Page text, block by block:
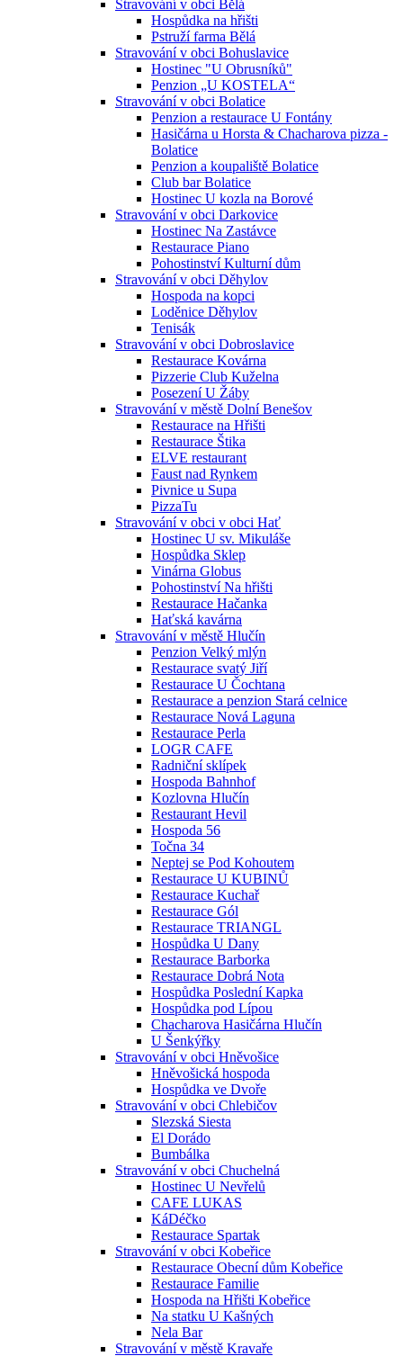
Stravování v obci Bělá
Hospůdka na hřišti
Pstruží farma Bělá
Stravování v obci Bohuslavice
Hostinec "U Obrusníků"
Penzion „U KOSTELA“
Stravování v obci Bolatice
Penzion a restaurace U Fontány
Hasičárna u Horsta & Chacharova pizza -
Bolatice
Penzion a koupaliště Bolatice
Club bar Bolatice
Hostinec U kozla na Borové
Stravování v obci Darkovice
Hostinec Na Zastávce
Restaurace Piano
Pohostinství Kulturní dům
Stravování v obci Děhylov
Hospoda na kopci
Loděnice Děhylov
Tenisák
Stravování v obci Dobroslavice
Restaurace Kovárna
Pizzerie Club Kuželna
Posezení U Žáby
Stravování v městě Dolní Benešov
Restaurace na Hřišti
Restaurace Štika
ELVE restaurant
Faust nad Rynkem
Pivnice u Supa
PizzaTu
Stravování v obci v obci Hať
Hostinec U sv. Mikuláše
Hospůdka Sklep
Vinárna Globus
Pohostinství Na hřišti
Restaurace Hačanka
Haťská kavárna
Stravování v městě Hlučín
Penzion Velký mlýn
Restaurace svatý Jiří
Restaurace U Čochtana
Restaurace a penzion Stará celnice
Restaurace Nová Laguna
Restaurace Perla
LOGR CAFE
Radniční sklípek
Hospoda Bahnhof
Kozlovna Hlučín
Restaurant Hevil
Hospoda 56
Točna 34
Neptej se Pod Kohoutem
Restaurace U KUBINŮ
Restaurace Kuchař
Restaurace Gól
Restaurace TRIANGL
Hospůdka U Dany
Restaurace Barborka
Restaurace Dobrá Nota
Hospůdka Poslední Kapka
Hospůdka pod Lípou
Chacharova Hasičárna Hlučín
U Šenkýřky
Stravování v obci Hněvošice
Hněvošická hospoda
Hospůdka ve Dvoře
Stravování v obci Chlebičov
Slezská Siesta
El Dorádo
Bumbálka
Stravování v obci Chuchelná
Hostinec U Nevřelů
CAFE LUKAS
KáDéčko
Restaurace Spartak
Stravování v obci Kobeřice
Restaurace Obecní dům Kobeřice
Restaurace Familie
Hospoda na Hřišti Kobeřice
Na statku U Kašných
Nela Bar
Stravování v městě Kravaře